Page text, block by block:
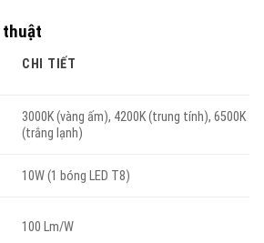
thuật
CHI TIẾT
3000K (vàng ấm), 4200K (trung tính), 6500K
(trắng lạnh)
10W (1 bóng LED T8)
100 Lm/W